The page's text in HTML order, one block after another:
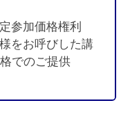
参加価格権利
をお呼びした講
でのご提供